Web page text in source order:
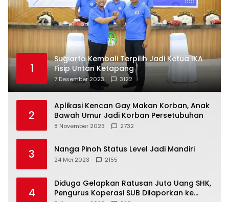
1
Sugiarto Kembali Terpilih Jadi Ketua IKA
Fisip Untan Ketapang
7 Desember 2023 3122
2
Aplikasi Kencan Gay Makan Korban, Anak
Bawah Umur Jadi Korban Persetubuhan
8 November 2023 2732
3 Nanga Pinoh Status Level Jadi Mandiri
24 Mei 2023 2155
4
Diduga Gelapkan Ratusan Juta Uang SHK,
Pengurus Koperasi SUB Dilaporkan ke